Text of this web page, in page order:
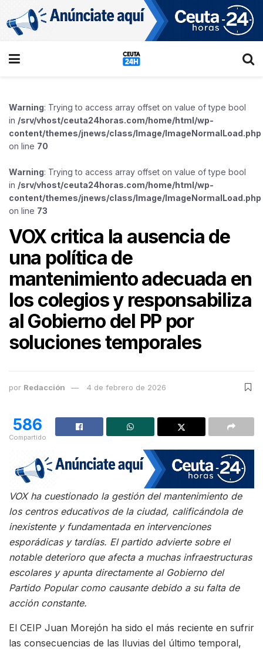
Warning: Trying to access array offset on value of type bool
in /srv/vhost/ceuta24horas.com/home/html/wp-
content/themes/jnews/class/Image/ImageNormalLoad.php
on line 70
Warning: Trying to access array offset on value of type bool
in /srv/vhost/ceuta24horas.com/home/html/wp-
content/themes/jnews/class/Image/ImageNormalLoad.php
on line 73
VOX critica la ausencia de
una política de
mantenimiento adecuada en
los colegios y responsabiliza
al Gobierno del PP por
soluciones temporales
por Redacción 4 de febrero de 2026
586
Compartido
VOX ha cuestionado la gestión del mantenimiento de
los centros educativos de la ciudad, calificándola de
inexistente y fundamentada en intervenciones
esporádicas y tardías. El partido advierte sobre el
notable deterioro que afecta a muchas infraestructuras
escolares y apunta directamente al Gobierno del
Partido Popular como causante debido a su falta de
acción constante.
El CEIP Juan Morejón ha sido el más reciente en sufrir
las consecuencias de las lluvias del último temporal,